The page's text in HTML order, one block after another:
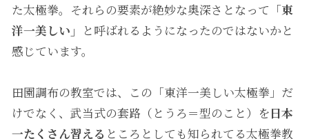
た太極拳。それらの要素が絶妙な奥深さとなって「東
洋一美しい」
と呼ばれるようになったのではないかと
感じています。
田園調布の教室では、この「東洋一美しい太極拳」だ
けでなく、武当式の套路（とうろ＝型のこと）を日本
一たくさん習える ところとしても知られてる太極拳教